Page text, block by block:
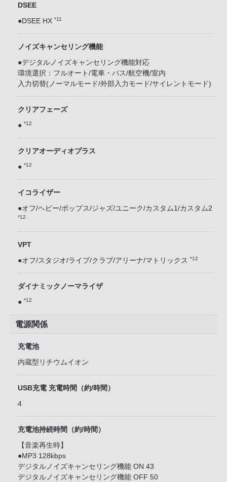
DSEE
●DSEE HX *11
ノイズキャンセリング機能
●デジタルノイズキャンセリング機能対応
環境選択：フルオート/電車・バス/航空機/室内
入力切替(ノーマルモード/外部入力モード/サイレントモード)
クリアフェーズ
● *12
クリアオーディオプラス
● *12
イコライザー
●オフ/ヘビー/ポップス/ジャズ/ユニーク/カスタム1/カスタム2
*12
VPT
●オフ/スタジオ/ライブ/クラブ/アリーナ/マトリックス *12
ダイナミックノーマライザ
● *12
電源関係
充電池
内蔵型リチウムイオン
USB充電 充電時間（約/時間）
4
充電池持続時間（約/時間）
【音楽再生時】
●MP3 128kbps
デジタルノイズキャンセリング機能 ON 43
デジタルノイズキャンセリング機能 OFF 50